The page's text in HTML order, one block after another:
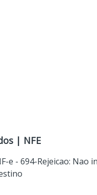
| NFE
e - 694-Rejeicao: Nao